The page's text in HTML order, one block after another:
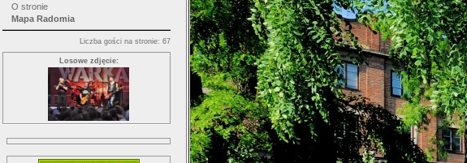
O stronie
Mapa Radomia
Liczba gości na stronie: 67
Losowe zdjęcie: